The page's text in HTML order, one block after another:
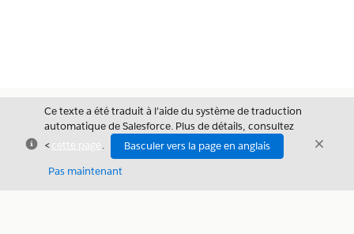
Fermer
Ce texte a été traduit à l’aide du système de traduction
automatique de Salesforce. Plus de détails, consultez
<cette page .
Basculer vers la page en anglais
Pas maintenant
Fermer